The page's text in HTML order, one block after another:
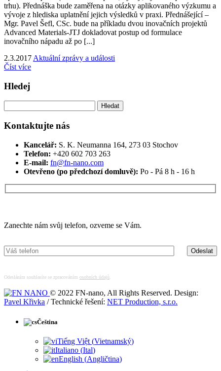
trhu). Přednáška bude zaměřena na otázky aplikovaného výzkumu a
vývoje z hlediska uplatnění jejich výsledků v praxi. Přednášející –
Mgr. Pavel Šefl, CSc. bude na příkladu dvou inovačních projektů
Advanced Materials-JTJ dokladovat postup od formulace
inovačního nápadu až po [...]
2.3.2017 Aktuální zprávy a události
Číst více
Hledej
Kontaktujte nás
Kancelář: S. K. Neumanna 164, 273 03 Stochov
Telefon: +420 ‭602 703 263‬
E-mail: fn@fn-nano.com
Otevřeno (po předchozí domluvě): Po - Pá 8 h - 16 h
Zanechte nám svůj telefon, ozveme se Vám.
Odesláním souhlasíte se zpracováním osobních údajů
© 2022 FN-nano, All Rights Reserved. Design:
Pavel Křivka / Technické řešení: NET Production, s.r.o.
Čeština
Tiếng Việt (Vietnamský)
Italiano (Ital)
English (Angličtina)